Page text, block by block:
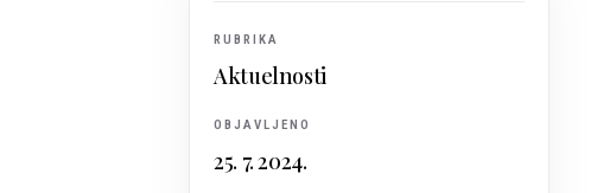
RUBRIKA
Aktuelnosti
OBJAVLJENO
25. 7. 2024.